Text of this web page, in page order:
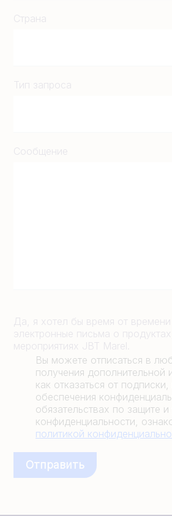
Страна
Тип запроса
Сообщение
Да, я хотел бы время от времени
электронные письма о
мероприятиях JBT Marel.
Вы можете отписаться в
получения дополнительной
как отказаться от
обеспечения
обязательствах по защите
конфиденциальности,
политикой